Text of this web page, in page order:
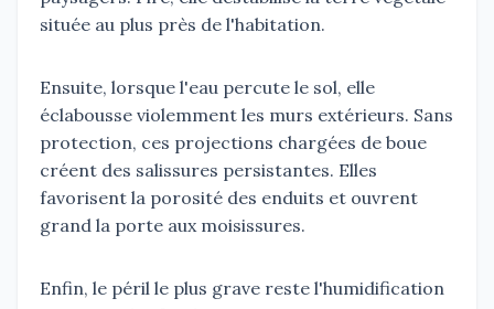
située au plus près de l'habitation.
Ensuite, lorsque l'eau percute le sol, elle
éclabousse violemment les murs extérieurs. Sans
protection, ces projections chargées de boue
créent des salissures persistantes. Elles
favorisent la porosité des enduits et ouvrent
grand la porte aux moisissures.
Enfin, le péril le plus grave reste l'humidification